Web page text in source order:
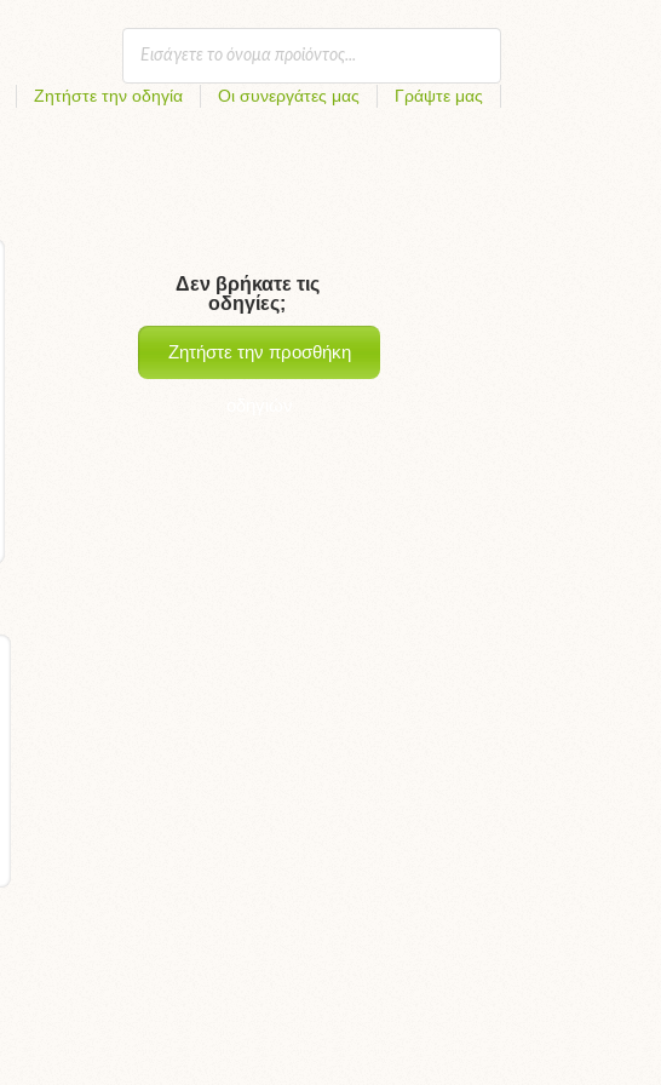
Ζητήστε την οδηγία Οι συνεργάτες μας Γράψτε μας
Δεν βρήκατε τις
οδηγίες;
Ζητήστε την προσθήκη